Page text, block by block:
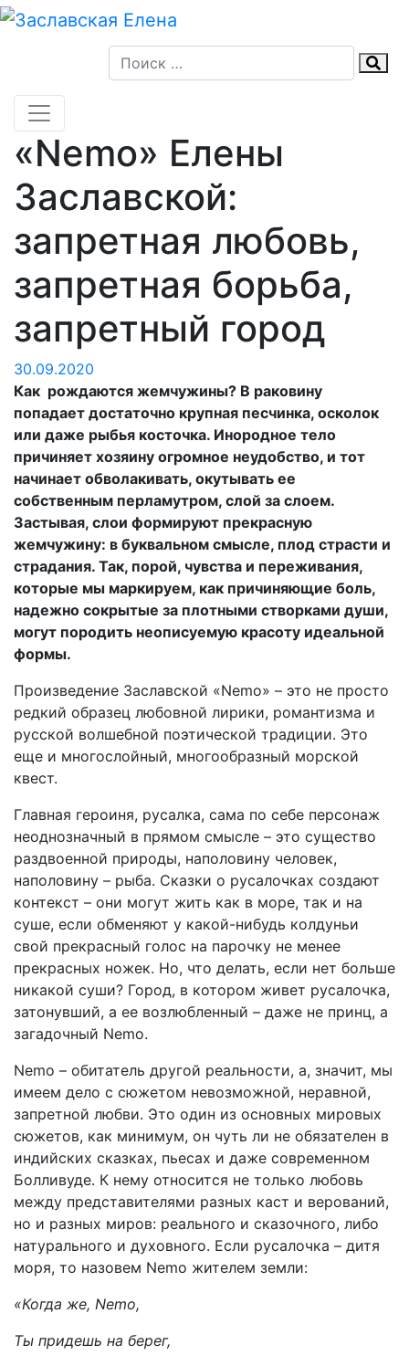
Skip
«Nemo» Елены
Заславской:
запретная любовь,
запретная борьба,
запретный город
30.09.2020
Как рождаются жемчужины? В раковину
попадает достаточно крупная песчинка, осколок
или даже рыбья косточка. Инородное тело
причиняет хозяину огромное неудобство, и тот
начинает обволакивать, окутывать ее
собственным перламутром, слой за слоем.
Застывая, слои формируют прекрасную
жемчужину: в буквальном смысле, плод страсти и
страдания. Так, порой, чувства и переживания,
которые мы маркируем, как причиняющие боль,
надежно сокрытые за плотными створками души,
могут породить неописуемую красоту идеальной
формы.
Произведение Заславской «Nemo» – это не просто
редкий образец любовной лирики, романтизма и
русской волшебной поэтической традиции. Это
еще и многослойный, многообразный морской
квест.
Главная героиня, русалка, сама по себе персонаж
неоднозначный в прямом смысле – это существо
раздвоенной природы, наполовину человек,
наполовину – рыба. Сказки о русалочках создают
контекст – они могут жить как в море, так и на
суше, если обменяют у какой-нибудь колдуньи
свой прекрасный голос на парочку не менее
прекрасных ножек. Но, что делать, если нет больше
никакой суши? Город, в котором живет русалочка,
затонувший, а ее возлюбленный – даже не принц, а
загадочный Nemo.
Nemo – обитатель другой реальности, а, значит, мы
имеем дело с сюжетом невозможной, неравной,
запретной любви. Это один из основных мировых
сюжетов, как минимум, он чуть ли не обязателен в
индийских сказках, пьесах и даже современном
Болливуде. К нему относится не только любовь
между представителями разных каст и верований,
но и разных миров: реального и сказочного, либо
натурального и духовного. Если русалочка – дитя
моря, то назовем Nemo жителем земли:
«Когда же, Nemo,
Ты придешь на берег,